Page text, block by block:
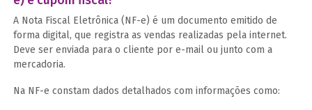
A Nota Fiscal Eletrônica (NF-e) é um documento emitido de
forma digital, que registra as vendas realizadas pela internet.
Deve ser enviada para o cliente por e-mail ou junto com a
mercadoria.
Na NF-e constam dados detalhados com informações como: